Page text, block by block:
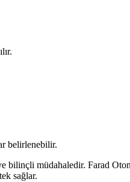
belirlenebilir.
bilinçli müdahaledir. Farad
sağlar.